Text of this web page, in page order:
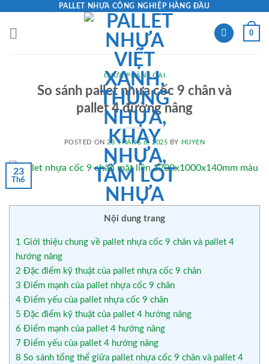
content
PALLET NHỰA CÔNG NGHIỆP HÀNG ĐẦU
0
CHƯA PHÂN LOẠI
So sánh pallet nhựa cốc 9 chân và
pallet 4 đường nâng
POSTED ON23 THÁNG 6, 2025 BY HUYEN
23
Th6
Nội dung trang
1 Giới thiệu chung về pallet nhựa cốc 9 chân và pallet 4
hướng nâng
2 Đặc điểm kỹ thuật của pallet nhựa cốc 9 chân
3 Điểm mạnh của pallet nhựa cốc 9 chân
4 Điểm yếu của pallet nhựa cốc 9 chân
5 Đặc điểm kỹ thuật của pallet 4 hướng nâng
6 Điểm mạnh của pallet 4 hướng nâng
7 Điểm yếu của pallet 4 hướng nâng
8 So sánh tổng thể giữa pallet nhựa cốc 9 chân và pallet 4